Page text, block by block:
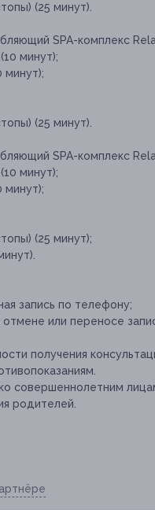
(25 минут).
SPA-комплекс
минут);
(25 минут).
SPA-комплекс
минут);
(25 минут);
запись по телефону;
или переносе
получения
совершеннолетним
родителей.